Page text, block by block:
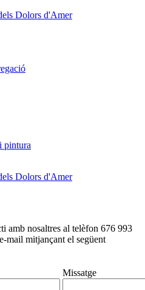
pintura
amb nosaltres al telèfon 676 993
mail mitjançant el següent
Missatge